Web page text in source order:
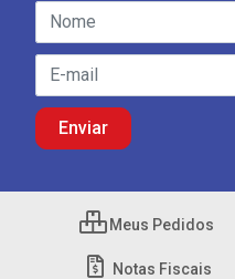
Meus Pedidos
Notas Fiscais